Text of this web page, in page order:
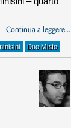
Continua a leggere...
Duo Misto